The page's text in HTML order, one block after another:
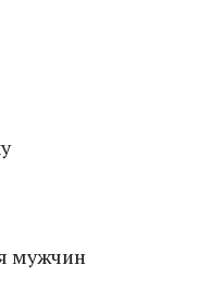
мужчин